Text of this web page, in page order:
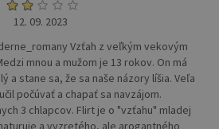
12. 09. 2023
Vzťah z veľkým vekovým
mnou a mužom je 13 rokov. On má
a stane sa, že sa naše názory líšia. Veľa
počúvať a chapať sa navzájom.
3 chlapcov. Flirt je o "vzťahu" mladej
a vyzretého, ale arogantného